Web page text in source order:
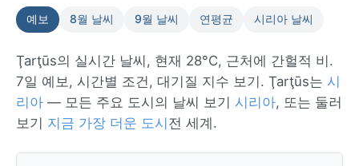
예보 8월 날씨 9월 날씨 연평균 시리아 날씨
Ţarţūs의 실시간 날씨, 현재 28°C, 근처에 간헐적 비.
7일 예보, 시간별 조건, 대기질 지수 보기. Ţarţūs는 시
리아 — 모든 주요 도시의 날씨 보기 시리아, 또는 둘러
보기 지금 가장 더운 도시 전 세계.